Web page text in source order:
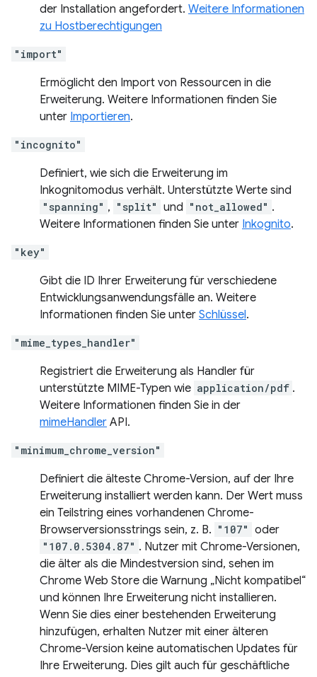
der Installation angefordert. Weitere Informationen
zu Hostberechtigungen
"import"
Ermöglicht den Import von Ressourcen in die
Erweiterung. Weitere Informationen finden Sie
unter Importieren.
"incognito"
Definiert, wie sich die Erweiterung im
Inkognitomodus verhält. Unterstützte Werte sind
"spanning" , "split" und "not_allowed" .
Weitere Informationen finden Sie unter Inkognito.
"key"
Gibt die ID Ihrer Erweiterung für verschiedene
Entwicklungsanwendungsfälle an. Weitere
Informationen finden Sie unter Schlüssel.
"mime_types_handler"
Registriert die Erweiterung als Handler für
unterstützte MIME-Typen wie application/pdf .
Weitere Informationen finden Sie in der
mimeHandler API.
"minimum_chrome_version"
Definiert die älteste Chrome-Version, auf der Ihre
Erweiterung installiert werden kann. Der Wert muss
ein Teilstring eines vorhandenen Chrome-
Browserversionsstrings sein, z. B. "107" oder
"107.0.5304.87" . Nutzer mit Chrome-Versionen,
die älter als die Mindestversion sind, sehen im
Chrome Web Store die Warnung „Nicht kompatibel“
und können Ihre Erweiterung nicht installieren.
Wenn Sie dies einer bestehenden Erweiterung
hinzufügen, erhalten Nutzer mit einer älteren
Chrome-Version keine automatischen Updates für
Ihre Erweiterung. Dies gilt auch für geschäftliche